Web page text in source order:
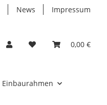
News Impressum
0,00 €
Einbaurahmen